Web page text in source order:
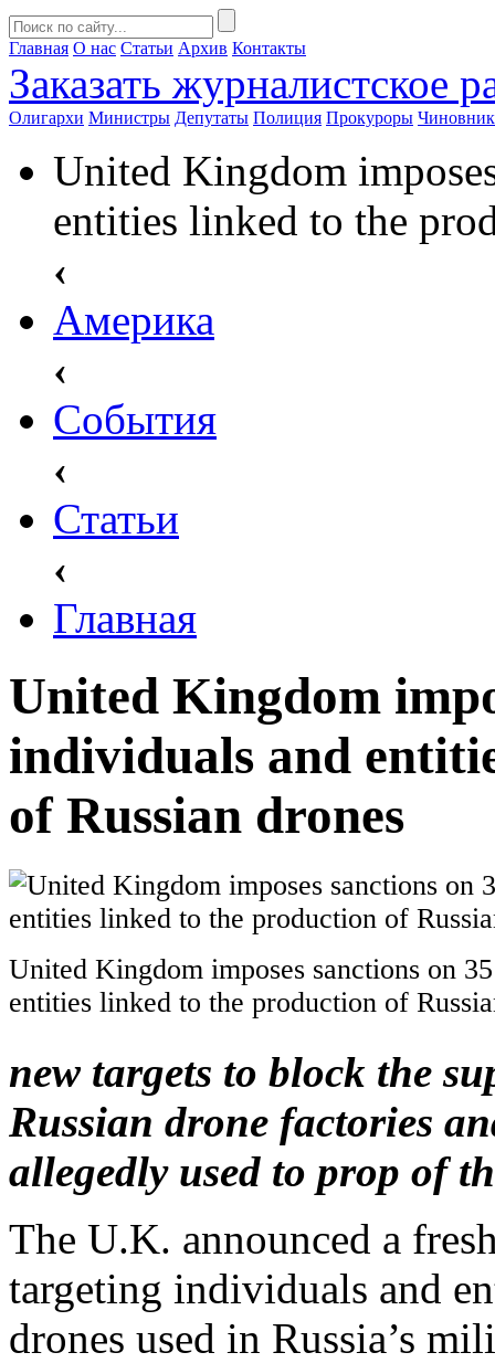
Главная О нас Статьи Архив Контакты
Заказать журналистское
Олигархи Министры Депутаты Полиция Прокуроры
United Kingdom
entities linked to the
‹
Америка
‹
События
‹
Статьи
‹
Главная
United Kingdom
individuals and
of Russian drones
United Kingdom imposes sanctions on
entities linked to the production of
new targets to block the
Russian drone factories
allegedly used to prop of
The U.K. announced a
targeting individuals and
drones used in Russia’s